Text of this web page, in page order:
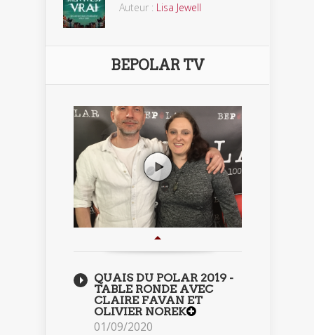
Auteur : Lisa Jewell
BEPOLAR TV
QUAIS DU POLAR 2019 -
TABLE RONDE AVEC
CLAIRE FAVAN ET
OLIVIER NOREK
01/09/2020